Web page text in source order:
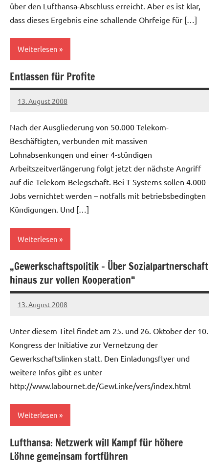
über den Lufthansa-Abschluss erreicht. Aber es ist klar,
dass dieses Ergebnis eine schallende Ohrfeige für […]
Weiterlesen
Allgemein
Entlassen für Profite
13. August 2008
Ilja
Nach der Ausgliederung von 50.000 Telekom-
Beschäftigten, verbunden mit massiven
Lohnabsenkungen und einer 4-stündigen
Arbeitszeitverlängerung folgt jetzt der nächste Angriff
auf die Telekom-Belegschaft. Bei T-Systems sollen 4.000
Jobs vernichtet werden – notfalls mit betriebsbedingten
Kündigungen. Und […]
Weiterlesen
Allgemein
„Gewerkschaftspolitik – Über Sozialpartnerschaft
hinaus zur vollen Kooperation“
13. August 2008
Ilja
Unter diesem Titel findet am 25. und 26. Oktober der 10.
Kongress der Initiative zur Vernetzung der
Gewerkschaftslinken statt. Den Einladungsflyer und
weitere Infos gibt es unter
http://www.labournet.de/GewLinke/vers/index.html
Weiterlesen
Allgemein
Lufthansa: Netzwerk will Kampf für höhere
Löhne gemeinsam fortführen